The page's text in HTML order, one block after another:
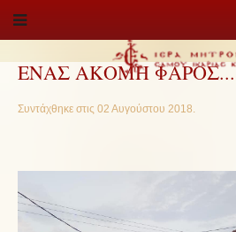
ΕΝΑΣ ΑΚΟΜΗ ΦΑΡΟΣ...
Συντάχθηκε στις 02 Αυγούστου 2018.